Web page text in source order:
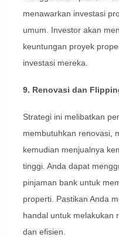
menawarkan investasi
umum. Investor akan
keuntungan proyek
investasi mereka.
9. Renovasi dan
Strategi ini melibatkan
membutuhkan renovasi,
kemudian menjualnya
tinggi. Anda dapat
pinjaman bank untuk
properti. Pastikan Anda
handal untuk melakukan
dan efisien.